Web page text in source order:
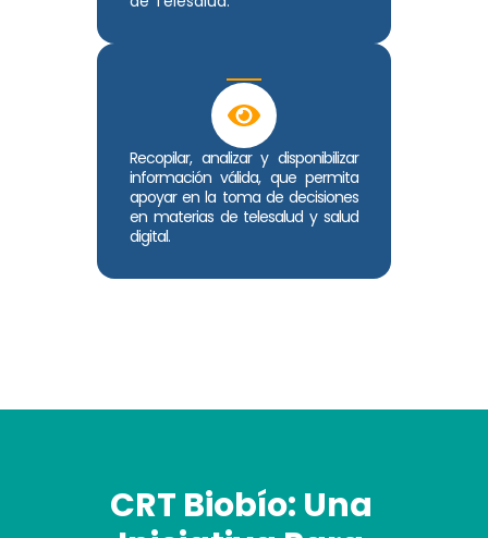
Recopilar, analizar y disponibilizar
información válida, que permita
apoyar en la toma de decisiones
en materias de telesalud y salud
digital.
CRT Biobío: Una